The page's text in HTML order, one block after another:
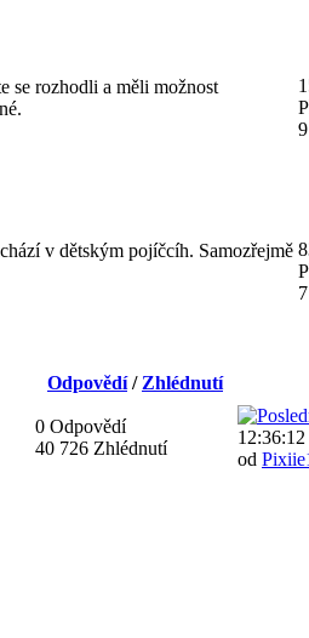
se rozhodli a měli možnost
v dětským pojíčcíh. Samozřejmě
Odpovědí/ Zhlédnutí
0 Odpovědí
40 726 Zhlédnutí
12:36:12
od